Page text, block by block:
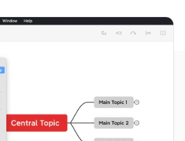
Funcionalidades
Descripción general